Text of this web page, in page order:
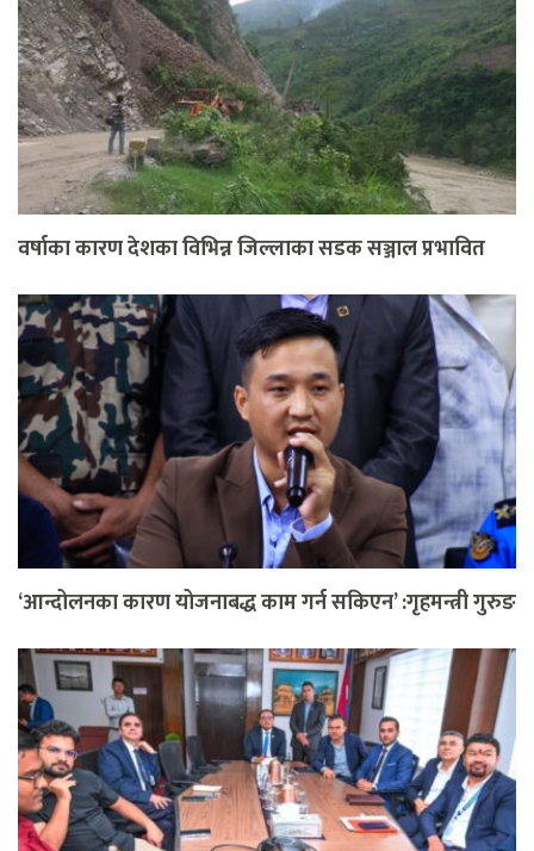
वर्षाका कारण देशका विभिन्न जिल्लाका सडक सञ्जाल प्रभावित
‘आन्दोलनका कारण योजनाबद्ध काम गर्न सकिएन’ :गृहमन्त्री गुरुङ